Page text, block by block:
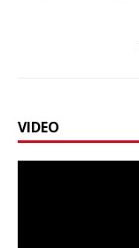
VIDEO